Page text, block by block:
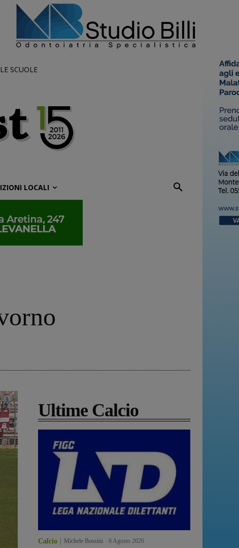
SCUOLE
LOCALI
Ultime Calcio
Calcio Michele Bossini 6 Agosto 2026